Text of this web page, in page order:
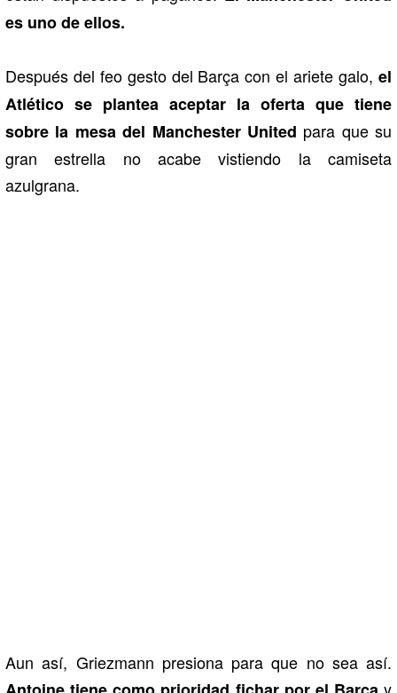
es uno de ellos.
Después del feo gesto del Barça con el ariete galo, el
Atlético se plantea aceptar la oferta que tiene
sobre la mesa del Manchester United para que su
gran estrella no acabe vistiendo la camiseta
azulgrana.
Aun así, Griezmann presiona para que no sea así.